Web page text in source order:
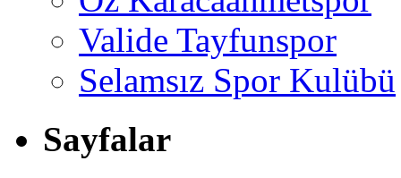
Valide Tayfunspor
Selamsız Spor Kulübü
Sayfalar